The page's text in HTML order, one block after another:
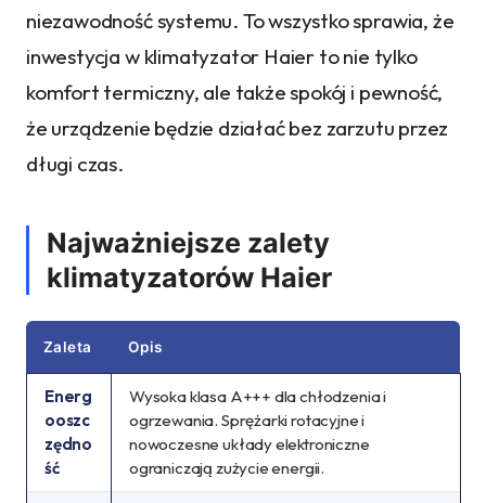
niezawodność systemu. To wszystko sprawia, że
inwestycja w klimatyzator Haier to nie tylko
komfort termiczny, ale także spokój i pewność,
że urządzenie będzie działać bez zarzutu przez
długi czas.
Najważniejsze zalety
klimatyzatorów Haier
Zaleta Opis
Energ
ooszc
zędno
ść
Wysoka klasa A+++ dla chłodzenia i
ogrzewania. Sprężarki rotacyjne i
nowoczesne układy elektroniczne
ograniczają zużycie energii.